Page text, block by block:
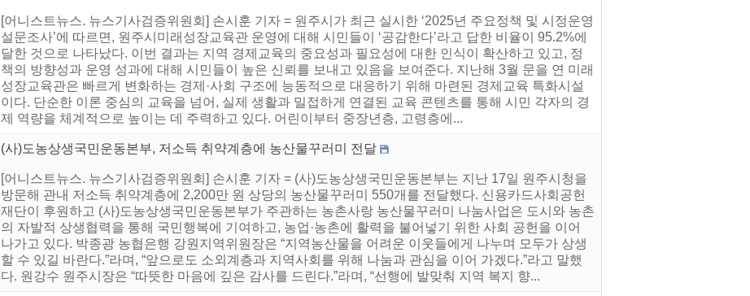
[어니스트뉴스. 뉴스기사검증위원회] 손시훈 기자 = 원주시가 최근 실시한 ‘2025년 주요정책 및 시정운영
설문조사’에 따르면, 원주시미래성장교육관 운영에 대해 시민들이 ‘공감한다’라고 답한 비율이 95.2%에
달한 것으로 나타났다. 이번 결과는 지역 경제교육의 중요성과 필요성에 대한 인식이 확산하고 있고, 정
책의 방향성과 운영 성과에 대해 시민들이 높은 신뢰를 보내고 있음을 보여준다. 지난해 3월 문을 연 미래
성장교육관은 빠르게 변화하는 경제·사회 구조에 능동적으로 대응하기 위해 마련된 경제교육 특화시설
이다. 단순한 이론 중심의 교육을 넘어, 실제 생활과 밀접하게 연결된 교육 콘텐츠를 통해 시민 각자의 경
제 역량을 체계적으로 높이는 데 주력하고 있다. 어린이부터 중장년층, 고령층에...
(사)도농상생국민운동본부, 저소득 취약계층에 농산물꾸러미 전달
[어니스트뉴스. 뉴스기사검증위원회] 손시훈 기자 = (사)도농상생국민운동본부는 지난 17일 원주시청을
방문해 관내 저소득 취약계층에 2,200만 원 상당의 농산물꾸러미 550개를 전달했다. 신용카드사회공헌
재단이 후원하고 (사)도농상생국민운동본부가 주관하는 농촌사랑 농산물꾸러미 나눔사업은 도시와 농촌
의 자발적 상생협력을 통해 국민행복에 기여하고, 농업·농촌에 활력을 불어넣기 위한 사회 공헌을 이어
나가고 있다. 박종광 농협은행 강원지역위원장은 “지역농산물을 어려운 이웃들에게 나누며 모두가 상생
할 수 있길 바란다.”라며, “앞으로도 소외계층과 지역사회를 위해 나눔과 관심을 이어 가겠다.”라고 말했
다. 원강수 원주시장은 “따뜻한 마음에 깊은 감사를 드린다.”라며, “선행에 발맞춰 지역 복지 향...